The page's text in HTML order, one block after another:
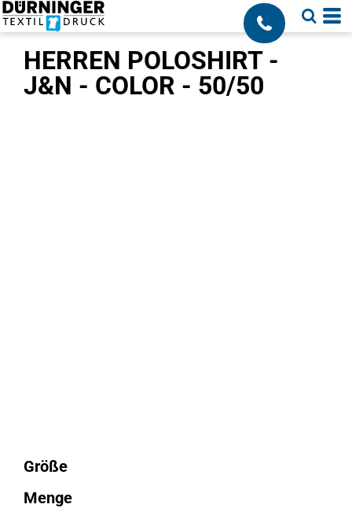
;
HERREN POLOSHIRT -
J&N - COLOR - 50/50
Größe
Menge